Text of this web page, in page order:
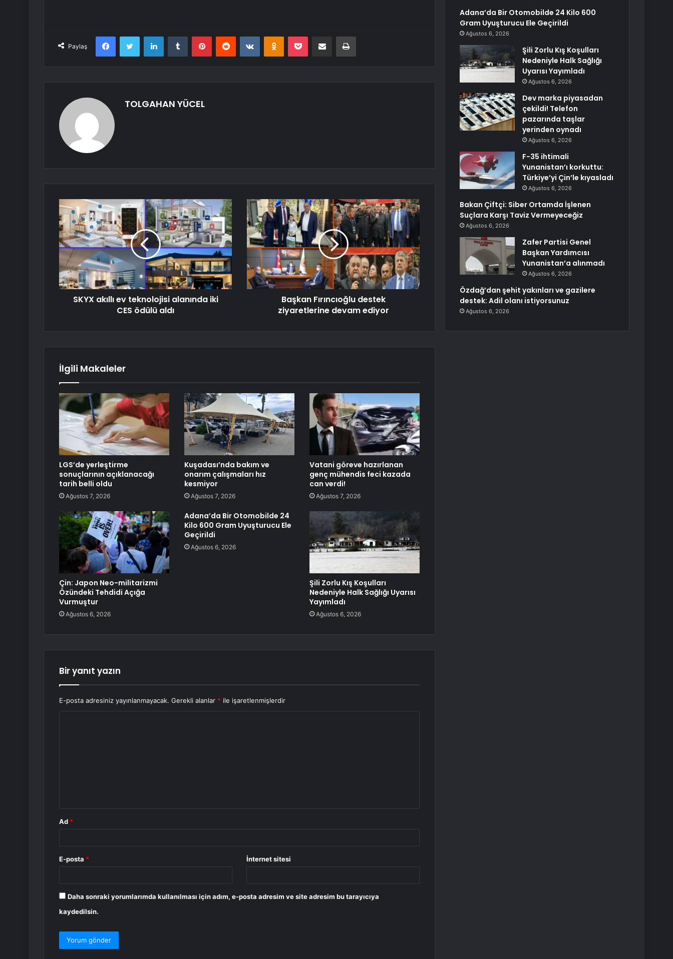
Paylaş
FacebookTwitter LinkedInTumblr PinterestReddit VKontakteOdnoklassniki
Pocket E-Posta ile paylaş Yazdır
TOLGAHAN YÜCEL
SKYX akıllı ev teknolojisi alanında iki
CES ödülü aldı
Başkan Fırıncıoğlu destek
ziyaretlerine devam ediyor
İlgili Makaleler
LGS’de yerleştirme
sonuçlarının açıklanacağı
tarih belli oldu
Ağustos 7, 2026
Kuşadası’nda bakım ve
onarım çalışmaları hız
kesmiyor
Ağustos 7, 2026
Vatani göreve hazırlanan
genç mühendis feci kazada
can verdi!
Ağustos 7, 2026
Çin: Japon Neo-militarizmi
Özündeki Tehdidi Açığa
Vurmuştur
Ağustos 6, 2026
Adana’da Bir Otomobilde 24
Kilo 600 Gram Uyuşturucu Ele
Geçirildi
Ağustos 6, 2026
Şili Zorlu Kış Koşulları
Nedeniyle Halk Sağlığı Uyarısı
Yayımladı
Ağustos 6, 2026
Bir yanıt yazın
E-posta adresiniz yayınlanmayacak. Gerekli alanlar * ile işaretlenmişlerdir
Ad *
E-posta * İnternet sitesi
Daha sonraki yorumlarımda kullanılması için adım, e-posta adresim ve site adresim bu tarayıcıya
kaydedilsin.
Adana’da Bir Otomobilde 24 Kilo 600
Gram Uyuşturucu Ele Geçirildi
Ağustos 6, 2026
Şili Zorlu Kış Koşulları
Nedeniyle Halk Sağlığı
Uyarısı Yayımladı
Ağustos 6, 2026
Dev marka piyasadan
çekildi! Telefon
pazarında taşlar
yerinden oynadı
Ağustos 6, 2026
F-35 ihtimali
Yunanistan’ı korkuttu:
Türkiye’yi Çin’le kıyasladı
Ağustos 6, 2026
Bakan Çiftçi: Siber Ortamda İşlenen
Suçlara Karşı Taviz Vermeyeceğiz
Ağustos 6, 2026
Zafer Partisi Genel
Başkan Yardımcısı
Yunanistan’a alınmadı
Ağustos 6, 2026
Özdağ’dan şehit yakınları ve gazilere
destek: Adil olanı istiyorsunuz
Ağustos 6, 2026